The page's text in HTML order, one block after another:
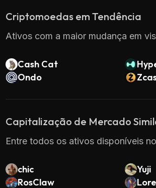
Criptomoedas em Tendência
Ativos com a maior mudança em
Cash Cat
Ondo
Capitalização de Mercado
Entre todos os ativos disponíveis
chic Yuji
RosClaw Lore